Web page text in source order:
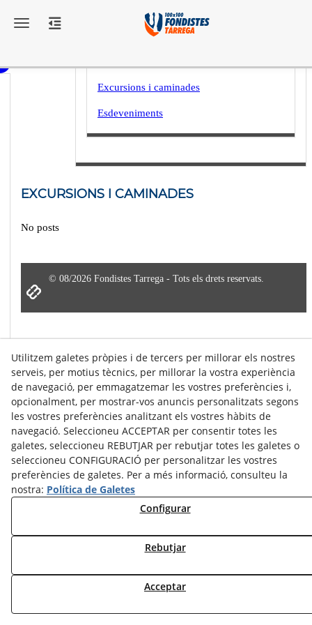
Toggle navigation
Excursions i caminades
Esdeveniments
EXCURSIONS I CAMINADES
No posts
© 08/2026 Fondistes Tarrega - Tots els drets reservats.
Utilitzem galetes pròpies i de tercers per millorar els nostres
serveis, per motius tècnics, per millorar la vostra experiència
de navegació, per emmagatzemar les vostres preferències i,
opcionalment, per mostrar-vos anuncis personalitzats segons
les vostres preferències analitzant els vostres hàbits de
navegació. Seleccioneu ACCEPTAR per consentir totes les
galetes, seleccioneu REBUTJAR per rebutjar totes les galetes o
seleccioneu CONFIGURACIÓ per personalitzar les vostres
preferències de galetes. Per a més informació, consulteu la
nostra: Política de Galetes
Configurar
Rebutjar
Acceptar